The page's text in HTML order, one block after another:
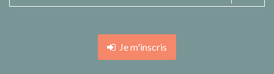
Je m'inscris